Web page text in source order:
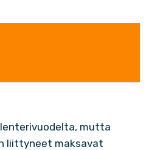
mutta
liittyneet maksavat